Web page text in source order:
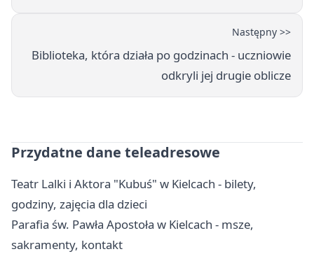
Następny >>
Biblioteka, która działa po godzinach - uczniowie
odkryli jej drugie oblicze
Przydatne dane teleadresowe
Teatr Lalki i Aktora "Kubuś" w Kielcach - bilety,
godziny, zajęcia dla dzieci
Parafia św. Pawła Apostoła w Kielcach - msze,
sakramenty, kontakt